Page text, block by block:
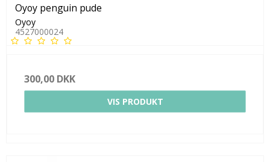
Oyoy penguin pude
Oyoy
4527000024
300,00 DKK
VIS PRODUKT